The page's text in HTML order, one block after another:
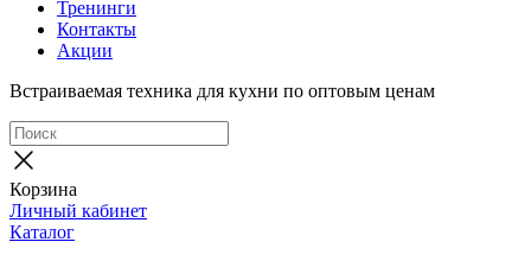
Тренинги
Контакты
Акции
Встраиваемая техника для кухни по оптовым ценам
Корзина
Личный кабинет
Каталог